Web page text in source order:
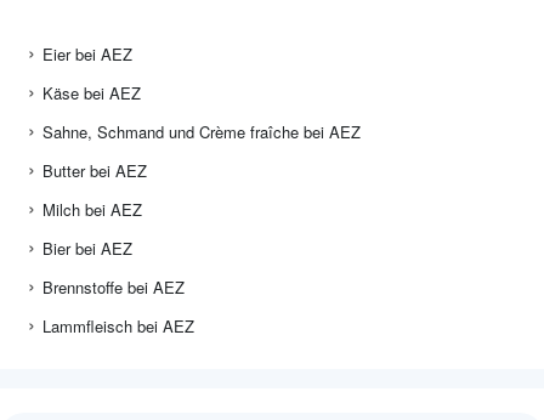
Eier bei AEZ
Käse bei AEZ
Sahne, Schmand und Crème fraîche bei AEZ
Butter bei AEZ
Milch bei AEZ
Bier bei AEZ
Brennstoffe bei AEZ
Lammfleisch bei AEZ